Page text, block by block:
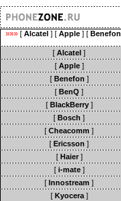
»»»[ Alcatel] [ Apple] [ Benefon
[ Alcatel ]
[ Apple]
[ Benefon ]
[ BenQ ]
[ BlackBerry]
[ Bosch ]
[ Cheacomm ]
[ Ericsson ]
[ Haier]
[ i-mate]
[ Innostream ]
[ Kyocera]